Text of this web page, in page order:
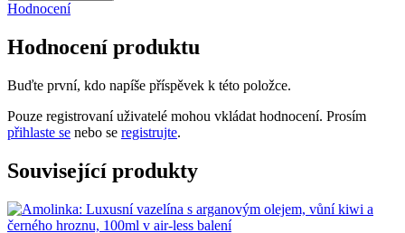
Hodnocení
Hodnocení produktu
Buďte první, kdo napíše příspěvek k této položce.
Pouze registrovaní uživatelé mohou vkládat hodnocení. Prosím
přihlaste se nebo se registrujte.
Související produkty